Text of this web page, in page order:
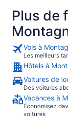
Plus de
Vols à
Les meilleurs
Hôtels à
Voitures de
Des voitures
Vacances à
Économisez
voitures